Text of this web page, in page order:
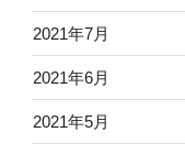
2021年7月
2021年6月
2021年5月